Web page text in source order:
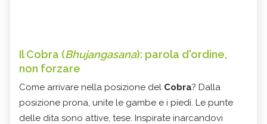
Il Cobra (Bhujangasana): parola d'ordine,
non forzare
Come arrivare nella posizione del Cobra? Dalla
posizione prona, unite le gambe e i piedi. Le punte
delle dita sono attive, tese. Inspirate inarcandovi